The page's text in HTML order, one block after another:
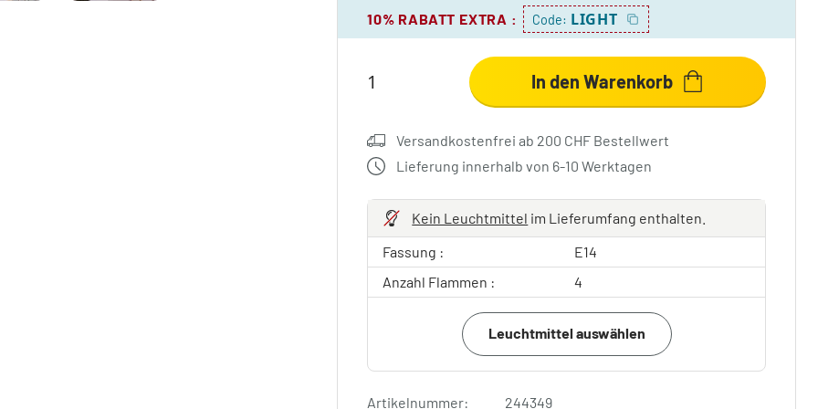
10% RABATT EXTRA : Code: LIGHT
In den Warenkorb
Versandkostenfrei ab 200 CHF Bestellwert
Lieferung innerhalb von 6-10 Werktagen
Kein Leuchtmittel im Lieferumfang enthalten.
Fassung :
E14
Anzahl Flammen :
4
Leuchtmittel auswählen
Artikelnummer: 244349